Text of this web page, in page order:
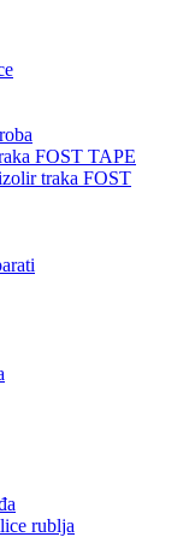
FOST TAPE
traka FOST
rublja